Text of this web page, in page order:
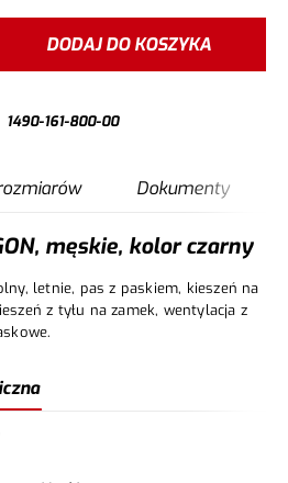
DODAJ DO KOSZYKA
1490-161-800-00
Dokumenty
męskie, kolor czarny
letnie, pas z paskiem, kieszeń na
z tyłu na zamek, wentylacja z